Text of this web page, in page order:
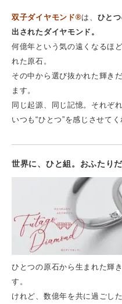
双子ダイヤモンド®は、 ひと
出されたダイヤモンド。
何億年という気の遠くなるほ
れた原石。
その中から選び抜かれた輝き
ます。
同じ起源、同じ記憶。それぞ
いつも“ひとつ”を感じさせてく
世界に、ひと組。おふたり
ひとつの原石から生まれた輝
す。
けれど、数億年を共に過ごし